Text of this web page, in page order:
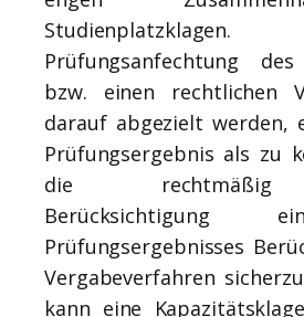
Prüfungsanfechtung
bzw. einen rechtlichen
darauf abgezielt werden,
Prüfungsergebnis als zu
die rechtmäßig
Berücksichtigung
Prüfungsergebnisses
Vergabeverfahren
kann eine